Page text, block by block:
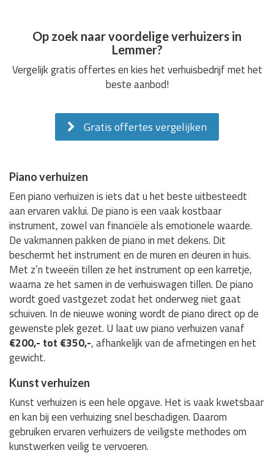
Op zoek naar voordelige verhuizers in
Lemmer?
Vergelijk gratis offertes en kies het verhuisbedrijf met het
beste aanbod!
Gratis offertes vergelijken
Piano verhuizen
Een piano verhuizen is iets dat u het beste uitbesteedt
aan ervaren vaklui. De piano is een vaak kostbaar
instrument, zowel van financiële als emotionele waarde.
De vakmannen pakken de piano in met dekens. Dit
beschermt het instrument en de muren en deuren in huis.
Met z’n tweeën tillen ze het instrument op een karretje,
waarna ze het samen in de verhuiswagen tillen. De piano
wordt goed vastgezet zodat het onderweg niet gaat
schuiven. In de nieuwe woning wordt de piano direct op de
gewenste plek gezet. U laat uw piano verhuizen vanaf
€200,- tot €350,-, afhankelijk van de afmetingen en het
gewicht.
Kunst verhuizen
Kunst verhuizen is een hele opgave. Het is vaak kwetsbaar
en kan bij een verhuizing snel beschadigen. Daarom
gebruiken ervaren verhuizers de veiligste methodes om
kunstwerken veilig te vervoeren.